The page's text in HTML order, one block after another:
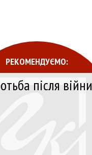
РЕКОМЕНДУЄМО:
після війни